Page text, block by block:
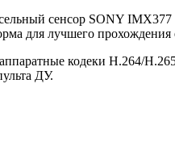
сенсор SONY
для лучшего
кодеки H.264/
ДУ.